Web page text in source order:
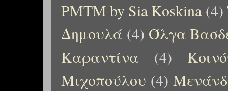
PMTM by Sia Koskina (4)
Δημουλά (4) Όλγα
Καραντίνα
(4)
Μιχοπούλου (4)